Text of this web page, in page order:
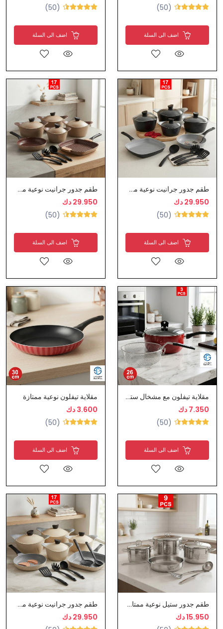
(50)
اضف الى السلة
(50)
اضف الى السلة
طقم جدور جرانيت نوعية ممتازة
29.950 دك
(50)
اضف الى السلة
طقم جدور جرانيت نوعية ممتازة
29.950 دك
(50)
اضف الى السلة
مقلاية تيفلون مع مشخال ستيل بغطاء زجاج
7.350 دك
(50)
اضف الى السلة
مقلاية تيفلون نوعية ممتازة
3.600 دك
(50)
اضف الى السلة
طقم جدور ستيل نوعية ممتازة
15.950 دك
طقم جدور جرانيت نوعية ممتازة
29.950 دك